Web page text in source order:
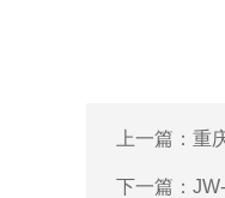
上一篇： 重
下一篇：